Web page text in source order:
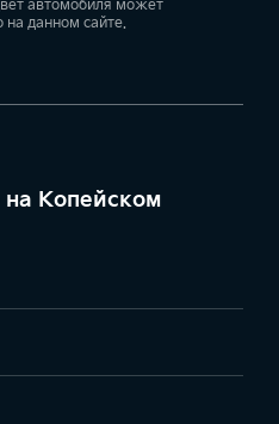
автомобиля может
на данном сайте.
Копейском